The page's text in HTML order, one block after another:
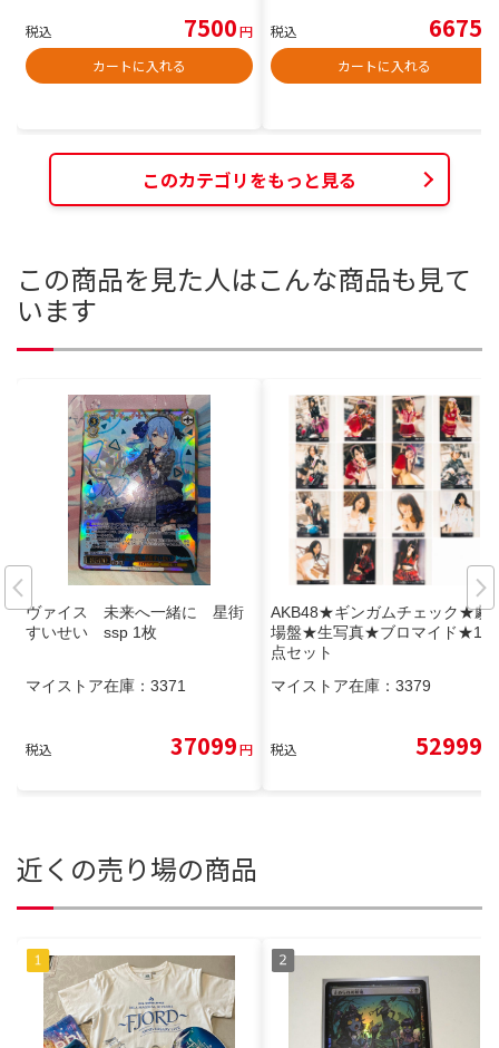
税込 7500円
カートに入れる
税込 6675
カートに入れる
このカテゴリをもっと見る
この商品を見た人はこんな商品も見て
います
ヴァイス 未来へ一緒に 星街
すいせい ssp 1枚
マイストア在庫： 3371
税込 37099円
AKB48★ギンガムチェック★劇
場盤★生写真★ブロマイド★15
点セット
マイストア在庫： 3379
税込 52999
近くの売り場の商品